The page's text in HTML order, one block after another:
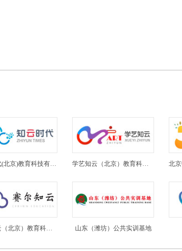
知云时代(北京)教育科技有限公司 学艺知云（北京）教育科技有限公司
赛尔知云（北京）教育科技有限公司 山东（潍坊）公共实训基地